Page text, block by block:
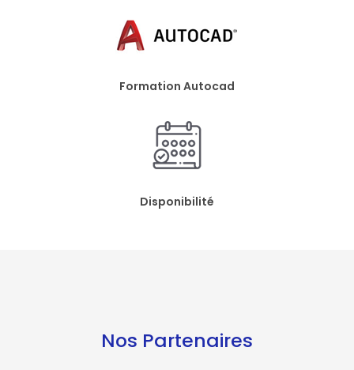
Formation Autocad
Disponibilité
Nos Partenaires